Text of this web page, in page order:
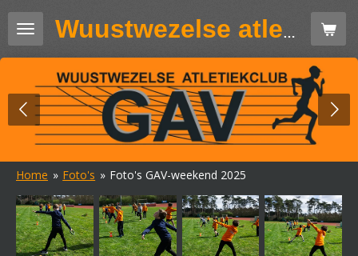
Ga
direct
hoofdinhoud
Wuustwezelse atletiekclub GAV
Home » Foto's » Foto's GAV-weekend 2025